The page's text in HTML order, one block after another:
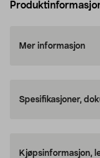
Mer informasjon
Spesifikasjoner,
Kjøpsinformasjon,